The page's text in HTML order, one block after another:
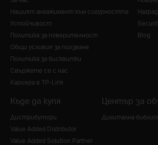
Нашият ангажимент към сигурността
Устойчивост
Политика за поверителност
Общи условия за ползване
Политика за бисквитки
Свържете се с нас
Кариера в TP-Link
Blog
Къде да купя
Дистрибутори
Value Added Distributor
Value Added Solution Partner
Център за
Дигитална